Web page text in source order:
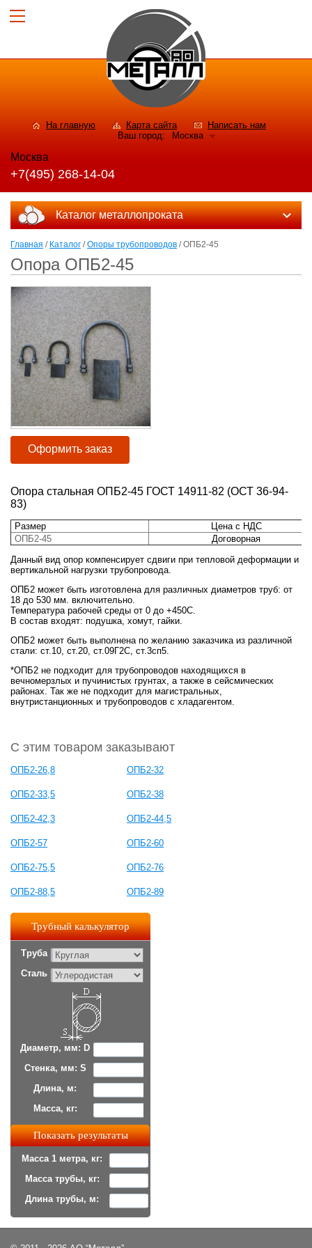
На главную Карта сайта
Написать нам
Ваш город:
Москва
Москва
+7(495) 268-14-04
Каталог металлопроката
Главная / Каталог /Опоры трубопроводов / ОПБ2-45
Опора ОПБ2-45
Оформить заказ
Опора стальная ОПБ2-45 ГОСТ 14911-82 (ОСТ 36-94-
83)
Размер
Цена с НДС
ОПБ2-45
Договорная
Данный вид опор компенсирует сдвиги при тепловой деформации и
вертикальной нагрузки трубопровода.
ОПБ2 может быть изготовлена для различных диаметров труб: от
18 до 530 мм. включительно.
Температура рабочей среды от 0 до +450С.
В состав входят: подушка, хомут, гайки.
ОПБ2 может быть выполнена по желанию заказчика из различной
стали: ст.10, ст.20, ст.09Г2С, ст.3сп5.
*ОПБ2 не подходит для трубопроводов находящихся в
вечномерзлых и пучинистых грунтах, а также в сейсмических
районах. Так же не подходит для магистральных,
внутристанционных и трубопроводов с хладагентом.
С этим товаром заказывают
ОПБ2-26,8 ОПБ2-32
ОПБ2-33,5 ОПБ2-38
ОПБ2-42,3 ОПБ2-44,5
ОПБ2-57 ОПБ2-60
ОПБ2-75,5 ОПБ2-76
ОПБ2-88,5 ОПБ2-89
Трубный калькулятор
Труба
Сталь
Диаметр, мм: D
Стенка, мм: S
Длина, м:
Масса, кг:
Масса 1 метра, кг:
Масса трубы, кг:
Длина трубы, м: